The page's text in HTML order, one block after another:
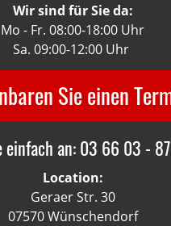
Wir sind für Sie da:
Mo - Fr. 08:00-18:00 Uhr
Sa. 09:00-12:00 Uhr
Sie einen
einfach an: 03 66 03 -
Location:
Geraer Str. 30
07570 Wünschendorf